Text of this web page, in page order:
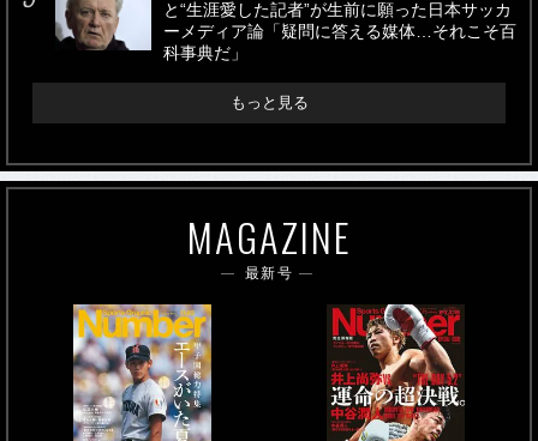
と“生涯愛した記者”が生前に願った日本サッカ
ーメディア論「疑問に答える媒体…それこそ百
科事典だ」
もっと見る
MAGAZINE
最新号